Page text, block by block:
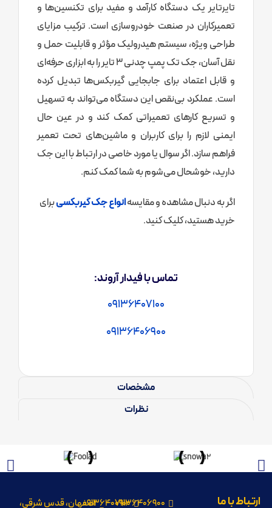
مشخصات
نظرات
تایرتایر یک دستگاه کارآمد و مفید برای تکنسین‌ها و
تعمیرکاران در صنعت خودروسازی است. ترکیب مزایای
طراحی ویژه، سیستم هیدرولیک مؤثر و قابلیت حمل و
نقل آسان، جک تک پمپ چدنی 3 تایر را به ابزاری حرفه‌ای
و قابل اعتماد برای جابجایی گیربکس‌ها تبدیل کرده
است. عملکرد بی‌نقص این دستگاه می‌تواند به تسهیل
و تسریع کارهای تعمیراتی کمک کند و در عین حال
ایمنی لازم را برای کاربران و ماشین‌های تحت تعمیر
فراهم سازد. اگر سوال یا مورد خاصی در ارتباط با این جک
دارید، خوشحال می‌شوم به شما کمک کنم.
اگر به دنبال مشاهده و مقایسهانواع جک گیربکسیبرای
خرید هستید، کلیک کنید.
تماس با فیدار آروند:
09136407100
09136406900
ارتباط با ما 09136406900
09136407100اصفهان، قدس شرقی،